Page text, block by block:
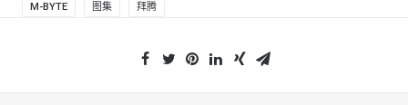
M-BYTE 图集 拜腾